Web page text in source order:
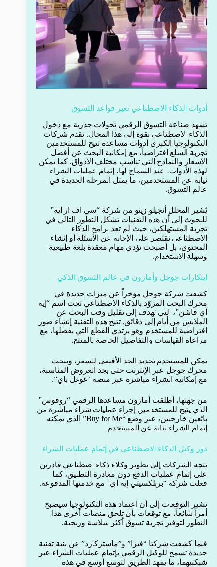
أدوات الذكاء الاصطناعي تغير قواعد التسوق
تشهد صناعة التسوق الرقمي تحولات جذرية مع دخول
الذكاء الاصطناعي بقوة إلى هذا المجال. تقدم شركات
التكنولوجيا الكبرى أدوات مساعدة تتيح للمستخدمين
تجربة السلع افتراضياً، مع إمكانية البحث عن أفضل
الأسعار والنماذج التي تناسب مختلف الأذواق. كما يمكن
لهذه الأدوات، عند السماح لها، إتمام عمليات الشراء
نيابة عن المستخدمين، ما يمثل المرحلة الجديدة في
عالم التسوق.
يُشير المحلل أنجيلو زينو من شركة “سي اف ار ايه”
للبحوث إلى أن هذه التقنيات تشكل التطور التالي في
تجربة المستهلكين، حيث لم تعد برامج الذكاء
الاصطناعي تقتصر على الإجابة عن الأسئلة أو إنشاء
المحتوى، بل أصبحت تؤدي مهام معقدة بلغة طبيعية
وسهلة الاستخدام.
ابتكارات جوجل وأمازون في عالم التسوق الذكي
كشفت شركة جوجل مؤخراً عن ميزات جديدة في
محرك البحث المزوّد بالذكاء الاصطناعي تحت اسم “إيه
آي فاشن”، التي تهدف إلى تقليل وقت البحث عن
الملابس من أيام إلى دقائق. تتيح هذه التقنية إنشاء صور
افتراضية للمستخدم وهو يرتدي القطع التي يفضلها، مع
مراعاة القياسات والتفاصيل الخاصة بالمنتج.
يمكن للمستخدم تحديد الحد الأقصى للسعر، ويبحث
محرك جوجل عبر الإنترنت حتى يجد العروض المناسبة،
مع إمكانية الشراء مباشرة عبر منصة “غوغل باي”.
من جهتها، أطلقت أمازون مساعدها الرقمي “روفوس”
الذي يتيح للمستخدمين إجراء عمليات شراء مباشرة من
بائعين خارجيين، عبر وضع “Buy for Me” الذي يمكنه
إتمام الشراء نيابة عن المستخدم.
دور وكيل الذكاء الاصطناعي في إتمام عمليات الشراء
تتجه الشركات إلى تطوير وكلاء ذكاء اصطناعي قادرين
على إتمام عمليات الدفع دون مغادرة التطبيق، كما
فعلت شركة “بربلكسيتي إيه آي” مع خدمتها المدفوعة.
تشير التوقعات إلى أن اعتماد هذه التكنولوجيا سيصبح
أمراً شائعاً، مع توقعات بأن تلحق منصات أخرى هذا
التطور لتوفير تجربة تسوق أكثر سلاسة وربحية.
فيما كشفت شركتا “فيزا” و”ماستركارد” عن بنية تقنية
جديدة تسمح للوكيل الرقمي بإتمام عمليات الشراء عبر
شبكتيهما، ما يمهد الطريق لتوسع أوسع في هذه